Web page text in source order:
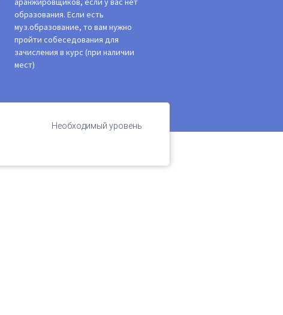
образования. Если есть
муз.образование, то вам нужно
пройти собеседования для
зачисления в курс (при наличии
мест)
Необходимый уровень